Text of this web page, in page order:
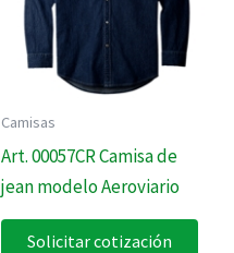
Camisas
Art. 00057CR Camisa de
jean modelo Aeroviario
Solicitar cotización